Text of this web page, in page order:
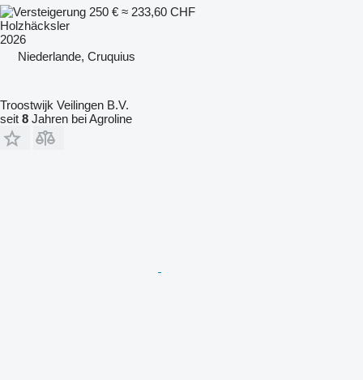
250 € ≈ 233,60 CHF
Holzhäcksler
2026
Niederlande, Cruquius
Troostwijk Veilingen B.V.
seit 8 Jahren bei Agroline